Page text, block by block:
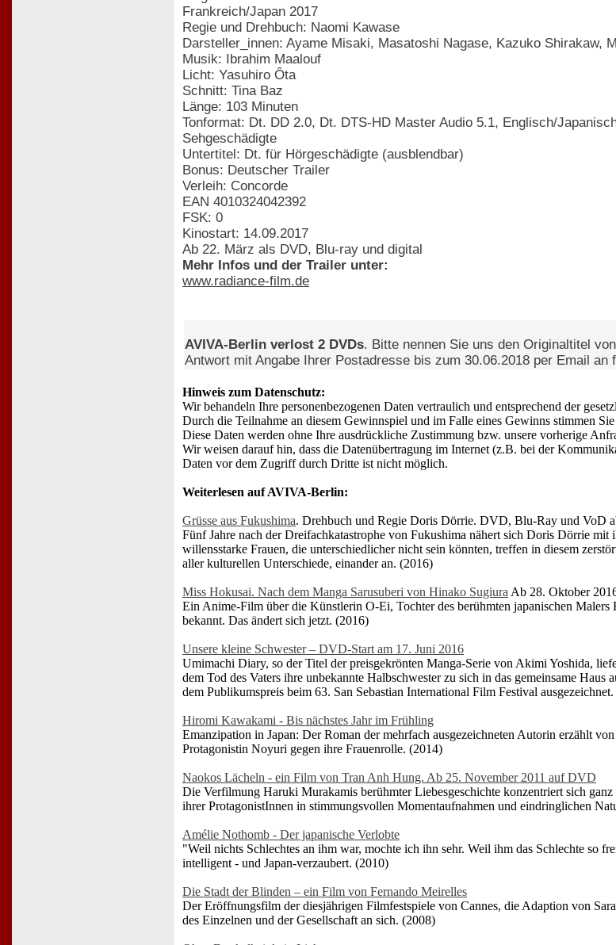
Frankreich/Japan 2017
Regie und Drehbuch: Naomi Kawase
Darsteller_innen: Ayame Misaki, Masatoshi Nagase, Kazuko Shirakaw,
Musik: Ibrahim Maalouf
Licht: Yasuhiro Ôta
Schnitt: Tina Baz
Länge: 103 Minuten
Tonformat: Dt. DD 2.0, Dt. DTS-HD Master Audio 5.1, Englisch/
Sehgeschädigte
Untertitel: Dt. für Hörgeschädigte (ausblendbar)
Bonus: Deutscher Trailer
Verleih: Concorde
EAN 4010324042392
FSK: 0
Kinostart: 14.09.2017
Ab 22. März als DVD, Blu-ray und digital
Mehr Infos und der Trailer unter:
www.radiance-film.de
AVIVA-Berlin verlost 2 DVDs. Bitte nennen Sie uns den Originaltitel von
Antwort mit Angabe Ihrer Postadresse bis zum 30.06.2018 per Email an
Hinweis zum Datenschutz:
Wir behandeln Ihre personenbezogenen Daten vertraulich und entsprechend der
Durch die Teilnahme an diesem Gewinnspiel und im Falle eines Gewinns stimmen
Diese Daten werden ohne Ihre ausdrückliche Zustimmung bzw. unsere vorherige
Wir weisen darauf hin, dass die Datenübertragung im Internet (z.B. bei der
Daten vor dem Zugriff durch Dritte ist nicht möglich.
Weiterlesen auf AVIVA-Berlin:
Grüsse aus Fukushima. Drehbuch und Regie Doris Dörrie. DVD, Blu-Ray und VoD
Fünf Jahre nach der Dreifachkatastrophe von Fukushima nähert sich Doris Dörrie
willensstarke Frauen, die unterschiedlicher nicht sein könnten, treffen in diesem
aller kulturellen Unterschiede, einander an. (2016)
Miss Hokusai. Nach dem Manga Sarusuberi von Hinako Sugiura Ab 28. Oktober
Ein Anime-Film über die Künstlerin O-Ei, Tochter des berühmten japanischen
bekannt. Das ändert sich jetzt. (2016)
Unsere kleine Schwester – DVD-Start am 17. Juni 2016
Umimachi Diary, so der Titel der preisgekrönten Manga-Serie von Akimi Yoshida,
dem Tod des Vaters ihre unbekannte Halbschwester zu sich in das gemeinsame
dem Publikumspreis beim 63. San Sebastian International Film Festival
Hiromi Kawakami - Bis nächstes Jahr im Frühling
Emanzipation in Japan: Der Roman der mehrfach ausgezeichneten Autorin erzählt
Protagonistin Noyuri gegen ihre Frauenrolle. (2014)
Naokos Lächeln - ein Film von Tran Anh Hung. Ab 25. November 2011 auf DVD
Die Verfilmung Haruki Murakamis berühmter Liebesgeschichte konzentriert sich
ihrer ProtagonistInnen in stimmungsvollen Momentaufnahmen und eindringlichen
Amélie Nothomb - Der japanische Verlobte
"Weil nichts Schlechtes an ihm war, mochte ich ihn sehr. Weil ihm das Schlechte
intelligent - und Japan-verzaubert. (2010)
Die Stadt der Blinden – ein Film von Fernando Meirelles
Der Eröffnungsfilm der diesjährigen Filmfestspiele von Cannes, die Adaption von
des Einzelnen und der Gesellschaft an sich. (2008)